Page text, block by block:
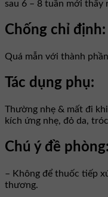
sau 6 – 8 tuần mới thấy
Chống chỉ định:
Quá mẫn với thành
Tác dụng phụ:
Thường nhẹ & mất đi
kích ứng nhẹ, đỏ da,
Chú ý đề phòng:
– Không để thuốc tiếp
thương.